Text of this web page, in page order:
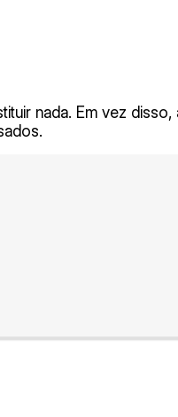
nada. Em vez disso,